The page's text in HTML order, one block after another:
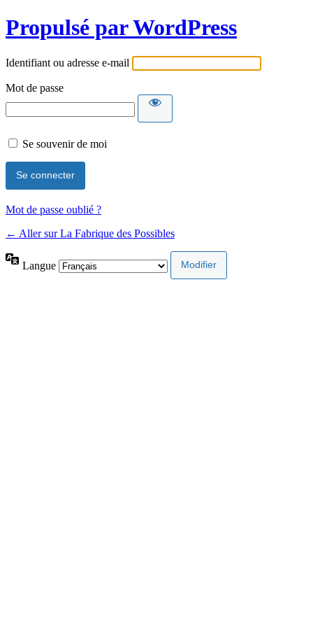
Propulsé par WordPress
Identifiant ou adresse e-mail
Mot de passe
Se souvenir de moi
Mot de passe oublié ?
← Aller sur La Fabrique des Possibles
Langue